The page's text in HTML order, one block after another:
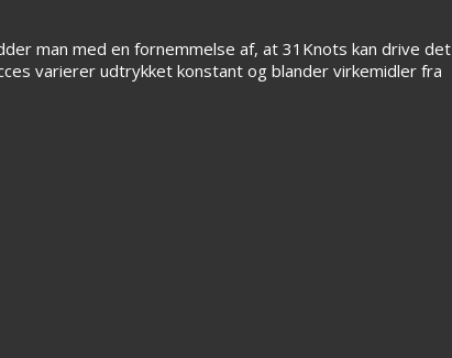
man med en fornemmelse af, at 31Knots kan drive det
varierer udtrykket konstant og blander virkemidler fra